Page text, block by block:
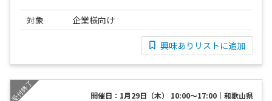
対象 企業様向け
興味ありリストに追加
開催日：1月29日（木） 10:00～17:00｜和歌山県